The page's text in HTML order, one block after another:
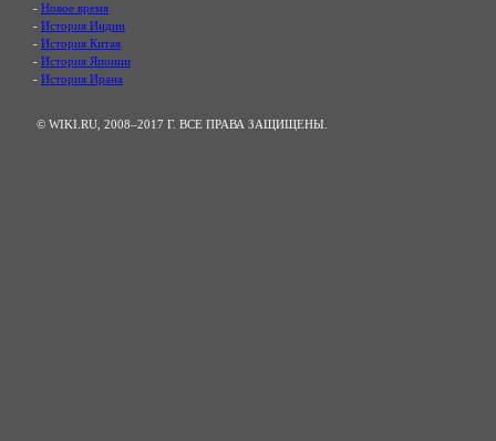
- Новое время
- История Индии
- История Китая
- История Японии
- История Ирана
© WIKI.RU, 2008–2017 Г. ВСЕ ПРАВА ЗАЩИЩЕНЫ.